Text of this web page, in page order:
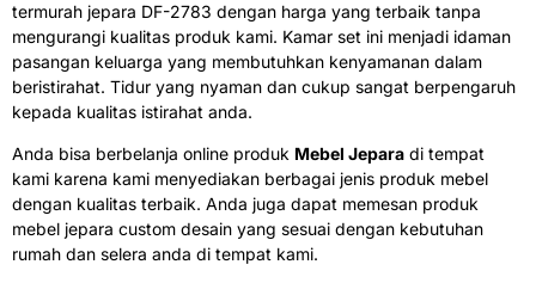
termurah jepara DF-2783 dengan harga yang terbaik tanpa
mengurangi kualitas produk kami. Kamar set ini menjadi idaman
pasangan keluarga yang membutuhkan kenyamanan dalam
beristirahat. Tidur yang nyaman dan cukup sangat berpengaruh
kepada kualitas istirahat anda.
Anda bisa berbelanja online produk Mebel Jepara di tempat
kami karena kami menyediakan berbagai jenis produk mebel
dengan kualitas terbaik. Anda juga dapat memesan produk
mebel jepara custom desain yang sesuai dengan kebutuhan
rumah dan selera anda di tempat kami.